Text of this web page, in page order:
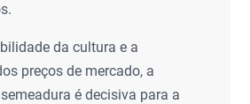
da cultura e a
preços de mercado, a
é decisiva para a